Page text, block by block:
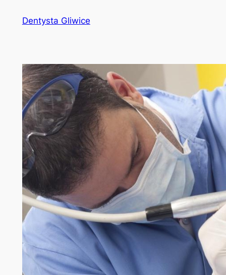
Dentysta Gliwice